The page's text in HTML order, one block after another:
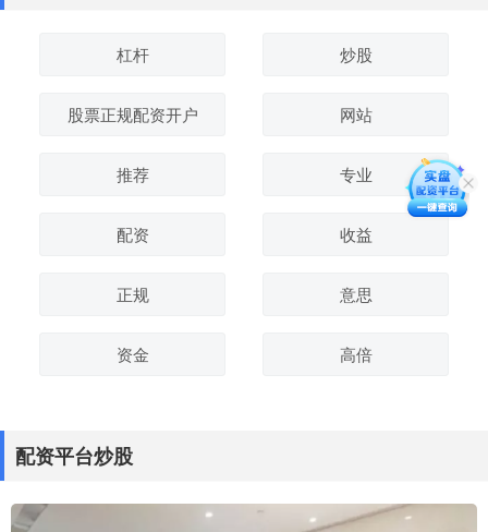
杠杆 炒股
股票正规配资开户 网站
推荐 专业
配资 收益
正规 意思
资金 高倍
配资平台炒股